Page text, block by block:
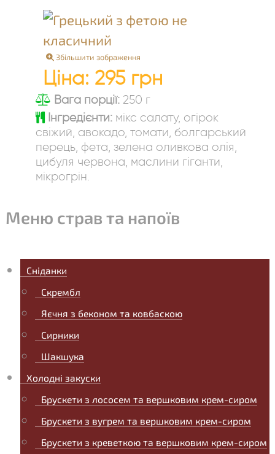
Збільшити зображення
Ціна: 295 грн
Вага порції: 250 г
Інгредієнти: мікс салату, огірок
свіжий, авокадо, томати, болгарський
перець, фета, зелена оливкова олія,
цибуля червона, маслини гіганти,
мікрогрін.
Меню страв та напоїв
Сніданки
Скрембл
Яєчня з беконом та ковбаскою
Сирники
Шакшука
Холодні закуски
Брускети з лососем та вершковим крем-сиром
Брускети з вугрем та вершковим крем-сиром
Брускети з креветкою та вершковим крем-сиром